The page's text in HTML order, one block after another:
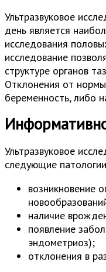
Ультразвуковое
день является
исследования
исследование
структуре органов
Отклонения от
беременность, либо
Ультразвуковое
следующие
возникновение
наличие
появление
эндометриоз);
отклонения в